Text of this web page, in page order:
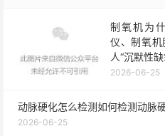
制氧机为
仪、制氧
人“沉默性
2026-06-25
动脉硬化怎么检测如何检测动脉
2026-06-25